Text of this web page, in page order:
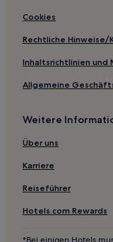
Hotels nahe
Florence Hotels
Cookies
Rechtliche Hinweise/
Inhaltsrichtlinien und
Allgemeine
Weitere
Über uns
Karriere
Reiseführer
Hotels.com Rewards
*Bei einigen Hotels